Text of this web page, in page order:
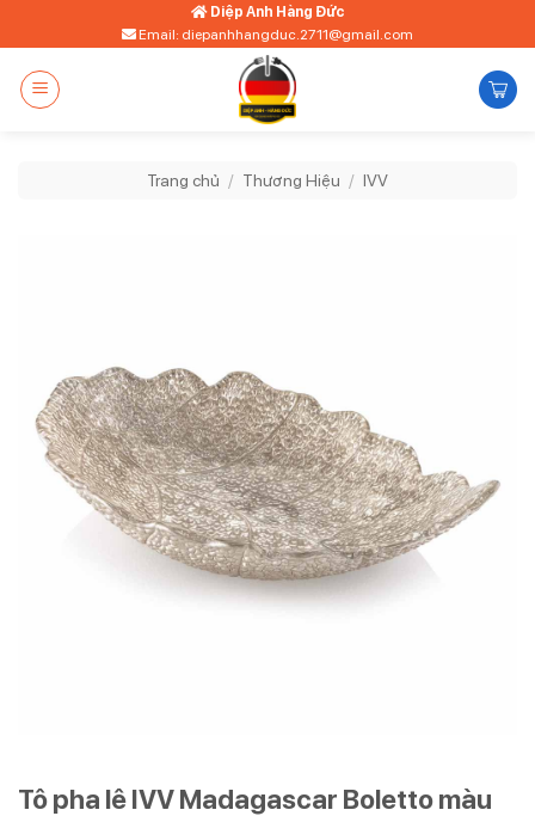
qua
dung
Diệp Anh Hàng Đức
Email: diepanhhangduc.2711@gmail.com
Trang chủ / Thương Hiệu / IVV
Tô pha lê IVV Madagascar Boletto màu